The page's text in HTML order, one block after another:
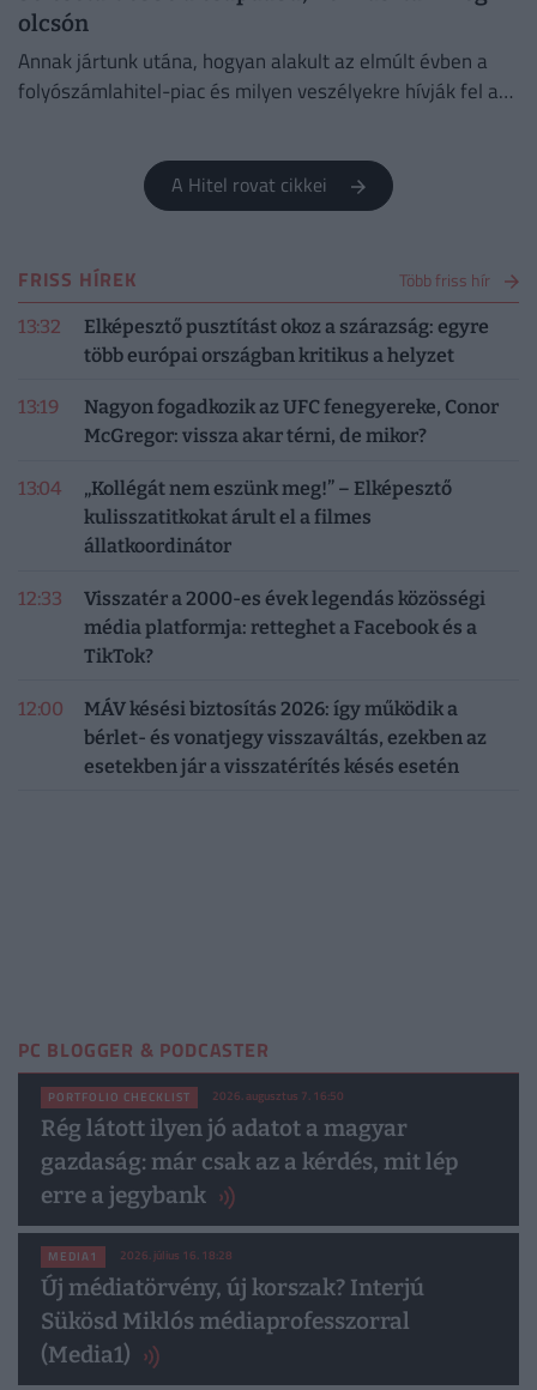
olcsón
Annak jártunk utána, hogyan alakult az elmúlt évben a
folyószámlahitel-piac és milyen veszélyekre hívják fel a
A Hitel rovat cikkei
FRISS HÍREK Több friss hír
13:32
Elképesztő pusztítást okoz a szárazság: egyre
több európai országban kritikus a helyzet
13:19
Nagyon fogadkozik az UFC fenegyereke, Conor
McGregor: vissza akar térni, de mikor?
13:04
„Kollégát nem eszünk meg!” – Elképesztő
kulisszatitkokat árult el a filmes
állatkoordinátor
12:33
Visszatér a 2000-es évek legendás közösségi
média platformja: retteghet a Facebook és a
TikTok?
12:00
MÁV késési biztosítás 2026: így működik a
bérlet- és vonatjegy visszaváltás, ezekben az
esetekben jár a visszatérítés késés esetén
PC BLOGGER & PODCASTER
PORTFOLIO CHECKLIST 2026. augusztus 7. 16:50
Rég látott ilyen jó adatot a magyar
gazdaság: már csak az a kérdés, mit lép
erre a jegybank
MEDIA1 2026. július 16. 18:28
Új médiatörvény, új korszak? Interjú
Sükösd Miklós médiaprofesszorral
(Media1)